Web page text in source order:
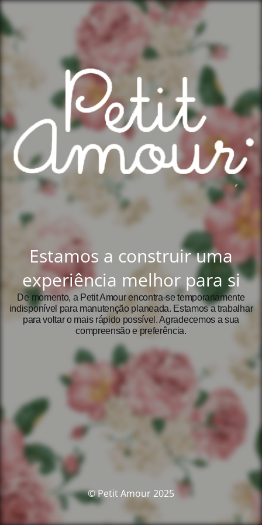
Estamos a construir uma
experiência melhor para si
De momento, a Petit Amour encontra‑se temporariamente
indisponível para manutenção planeada. Estamos a trabalhar
para voltar o mais rápido possível. Agradecemos a sua
compreensão e preferência.
© Petit Amour 2025